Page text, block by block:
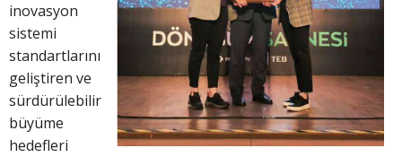
inovasyon
sistemi
standartlarını
geliştiren ve
sürdürülebilir
büyüme
hedefleri